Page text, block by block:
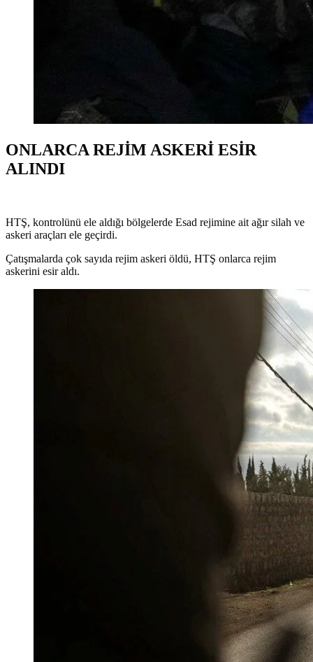
ONLARCA REJİM ASKERİ ESİR
ALINDI
HTŞ, kontrolünü ele aldığı bölgelerde Esad rejimine ait ağır silah ve
askeri araçları ele geçirdi.
Çatışmalarda çok sayıda rejim askeri öldü, HTŞ onlarca rejim
askerini esir aldı.